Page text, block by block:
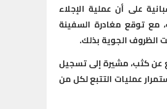
على أن عملية الإجلاء
توقع مغادرة السفينة
الظروف الجوية بذلك.
عن كثب، مشيرة إلى تسجيل
عمليات التتبع لكل من